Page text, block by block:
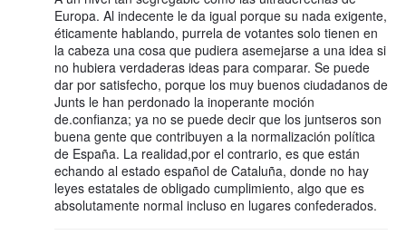
Europa. Al indecente le da igual porque su nada exigente,
éticamente hablando, purrela de votantes solo tienen en
la cabeza una cosa que pudiera asemejarse a una idea si
no hubiera verdaderas ideas para comparar. Se puede
dar por satisfecho, porque los muy buenos ciudadanos de
Junts le han perdonado la inoperante moción
de.confianza; ya no se puede decir que los juntseros son
buena gente que contribuyen a la normalización política
de España. La realidad,por el contrario, es que están
echando al estado español de Cataluña, donde no hay
leyes estatales de obligado cumplimiento, algo que es
absolutamente normal incluso en lugares confederados.